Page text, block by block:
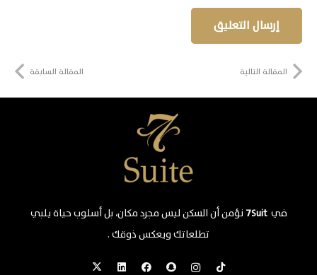
إرسال التعليق
المقالة السابقة المقالة التالية
في7Suit نؤمن أن السكن ليس مجرد مكان، بل أسلوب حياة يلبي
تطلعاتك ويعكس ذوقك .